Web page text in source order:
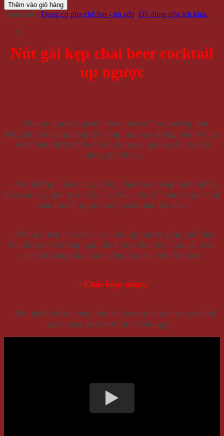
Thêm vào giỏ hàng
Danh mục: Dụng cụ pha chế bar - trà sữa, Đồ dùng tiện ích khác
Nút gài kẹp chai beer cocktail
úp ngược
– Bia úp ngược (upside down beer) là xu hướng làm
khuynh đảo cộng đồng đồ uống, mà bạn không nên bỏ qua
và để làm được điều đó thì dụng cụ gài kẹp bia là vật
không thể thiếu.
– Với những chiếc nút gài kẹp chai beer bằng nhựa nhiều
màu sắc này gắn trực tiếp lên chiếc cốc của bạn và giữ một
chai bia lật ngược một cách thật độc đáo.
– Nút gài kẹp chai beer cocktail úp ngược giúp giữ chai
bia đứng mà không ngã. thích hợp cho việc làm các loại
cocktail bằng bia hoặc uống bia chai của Mexico.
– Chất liệu: nhựa.
– Sản phẩm được dùng cho các loại trà sữa hoặc cocktail
tạo phong cách mới lạ và bất ngờ…